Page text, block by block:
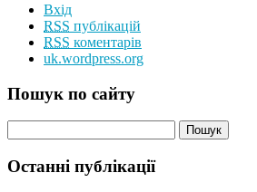
Вхід
RSS публікацій
RSS коментарів
uk.wordpress.org
Пошук по сайту
Останні публікації